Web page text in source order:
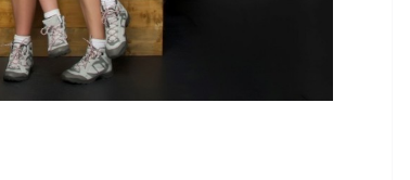
vanno in vacanza
6 Agosto 2026